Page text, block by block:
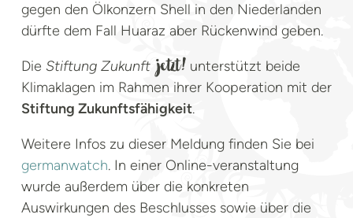
gegen den Ölkonzern Shell in den Niederlanden
dürfte dem Fall Huaraz aber Rückenwind geben.
Die Stiftung Zukunft jetzt! unterstützt beide
Klimaklagen im Rahmen ihrer Kooperation mit der
Stiftung Zukunftsfähigkeit.
Weitere Infos zu dieser Meldung finden Sie bei
germanwatch. In einer Online-veranstaltung
wurde außerdem über die konkreten
Auswirkungen des Beschlusses sowie über die